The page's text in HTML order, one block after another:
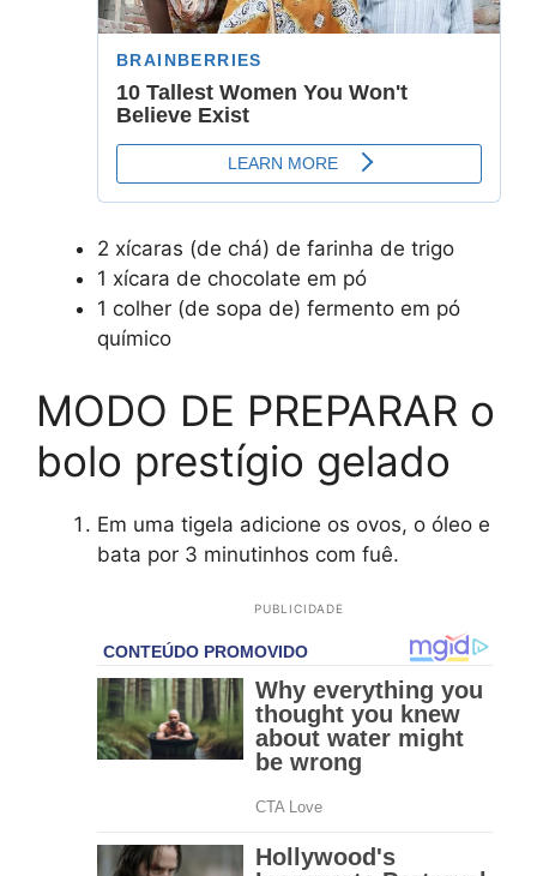
2 xícaras (de chá) de farinha de trigo
1 xícara de chocolate em pó
1 colher (de sopa de) fermento em pó
químico
MODO DE PREPARAR o
bolo prestígio gelado
Em uma tigela adicione os ovos, o óleo e
bata por 3 minutinhos com fuê.
PUBLICIDADE